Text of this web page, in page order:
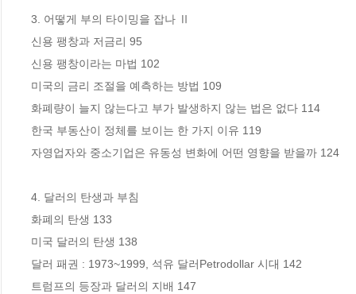
3. 어떻게 부의 타이밍을 잡나 Ⅱ
신용 팽창과 저금리 95
신용 팽창이라는 마법 102
미국의 금리 조절을 예측하는 방법 109
화폐량이 늘지 않는다고 부가 발생하지 않는 법은 없다 114
한국 부동산이 정체를 보이는 한 가지 이유 119
자영업자와 중소기업은 유동성 변화에 어떤 영향을 받을까 124
4. 달러의 탄생과 부침
화폐의 탄생 133
미국 달러의 탄생 138
달러 패권 : 1973~1999, 석유 달러Petrodollar 시대 142
트럼프의 등장과 달러의 지배 147